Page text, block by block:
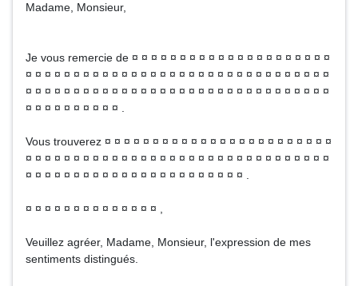
Madame, Monsieur,
Je vous remercie de ¤ ¤ ¤ ¤ ¤ ¤ ¤ ¤ ¤ ¤ ¤ ¤ ¤ ¤ ¤ ¤ ¤ ¤ ¤ ¤ ¤
¤ ¤ ¤ ¤ ¤ ¤ ¤ ¤ ¤ ¤ ¤ ¤ ¤ ¤ ¤ ¤ ¤ ¤ ¤ ¤ ¤ ¤ ¤ ¤ ¤ ¤ ¤ ¤ ¤ ¤ ¤ ¤
¤ ¤ ¤ ¤ ¤ ¤ ¤ ¤ ¤ ¤ ¤ ¤ ¤ ¤ ¤ ¤ ¤ ¤ ¤ ¤ ¤ ¤ ¤ ¤ ¤ ¤ ¤ ¤ ¤ ¤ ¤ ¤
¤ ¤ ¤ ¤ ¤ ¤ ¤ ¤ ¤ ¤ .
Vous trouverez ¤ ¤ ¤ ¤ ¤ ¤ ¤ ¤ ¤ ¤ ¤ ¤ ¤ ¤ ¤ ¤ ¤ ¤ ¤ ¤ ¤ ¤ ¤ ¤
¤ ¤ ¤ ¤ ¤ ¤ ¤ ¤ ¤ ¤ ¤ ¤ ¤ ¤ ¤ ¤ ¤ ¤ ¤ ¤ ¤ ¤ ¤ ¤ ¤ ¤ ¤ ¤ ¤ ¤ ¤ ¤
¤ ¤ ¤ ¤ ¤ ¤ ¤ ¤ ¤ ¤ ¤ ¤ ¤ ¤ ¤ ¤ ¤ ¤ ¤ ¤ ¤ ¤ ¤ .
¤ ¤ ¤ ¤ ¤ ¤ ¤ ¤ ¤ ¤ ¤ ¤ ¤ ¤ ,
Veuillez agréer, Madame, Monsieur, l'expression de mes
sentiments distingués.